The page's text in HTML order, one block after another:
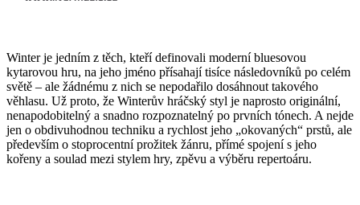
Winter je jedním z těch, kteří definovali moderní bluesovou
kytarovou hru, na jeho jméno přísahají tisíce následovníků po celém
světě – ale žádnému z nich se nepodařilo dosáhnout takového
věhlasu. Už proto, že Winterův hráčský styl je naprosto originální,
nenapodobitelný a snadno rozpoznatelný po prvních tónech. A nejde
jen o obdivuhodnou techniku a rychlost jeho „okovaných“ prstů, ale
především o stoprocentní prožitek žánru, přímé spojení s jeho
kořeny a soulad mezi stylem hry, zpěvu a výběru repertoáru.